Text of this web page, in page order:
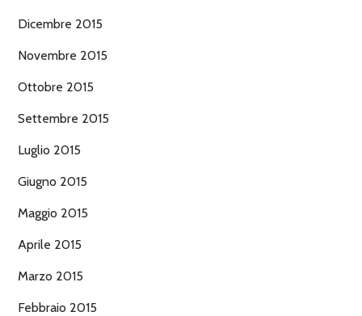
Dicembre 2015
Novembre 2015
Ottobre 2015
Settembre 2015
Luglio 2015
Giugno 2015
Maggio 2015
Aprile 2015
Marzo 2015
Febbraio 2015